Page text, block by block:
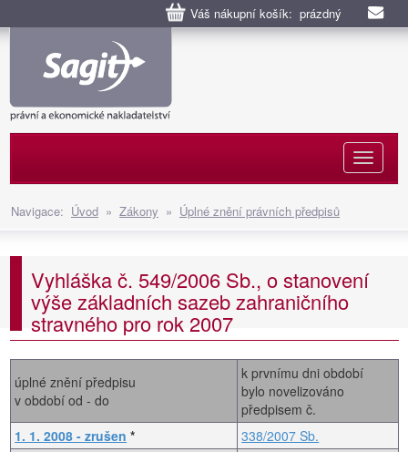
Váš nákupní košík: prázdný
Navigace: Úvod » Zákony » Úplné znění právních předpisů
Vyhláška č. 549/2006 Sb., o stanovení
výše základních sazeb zahraničního
stravného pro rok 2007
úplné znění předpisu
v období od - do
k prvnímu dni období
bylo novelizováno
předpisem č.
1. 1. 2008 - zrušen *
338/2007 Sb.